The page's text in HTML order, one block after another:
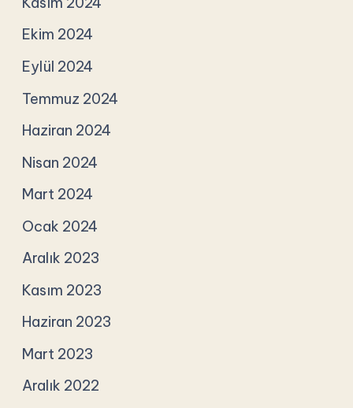
Ekim 2024
Eylül 2024
Temmuz 2024
Haziran 2024
Nisan 2024
Mart 2024
Ocak 2024
Aralık 2023
Kasım 2023
Haziran 2023
Mart 2023
Aralık 2022